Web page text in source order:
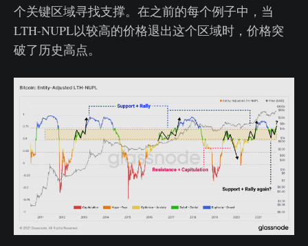
个关键区域寻找支撑。在之前的每个例子中，当
LTH-NUPL以较高的价格退出这个区域时，价格突
破了历史高点。